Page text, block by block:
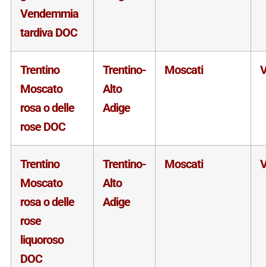
Vendemmia
tardiva DOC
Trentino
Moscato
rosa o delle
rose DOC
Trentino-
Alto
Adige
Moscati
Trentino
Moscato
rosa o delle
rose
liquoroso
DOC
Trentino-
Alto
Adige
Moscati